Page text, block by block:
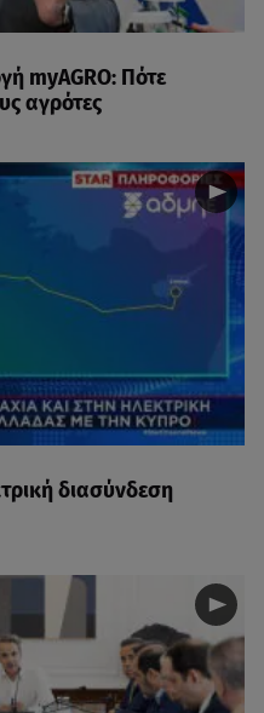
myAGRO: Πότε
αγρότες
διασύνδεση